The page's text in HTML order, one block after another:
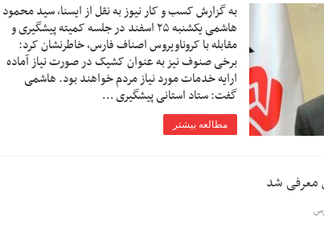
به گزارش کسب و کار نیوز به نقل از ایسنا, سید محمود
هاشمی یکشنبه ۲۵ اسفند در جلسه کمیته پیشگیری و
مقابله با کروناویروس اصناف فارس، خاطرنشان کرد:
برخی صنوف نیز به عنوان کشیک در صورت نیاز آماده
ارایه خدمات مورد نیاز مردم خواهند بود. هاشمی
گفت: ستاد استانی پیشگیری …
مطالعه بیشتر
معرفی شد